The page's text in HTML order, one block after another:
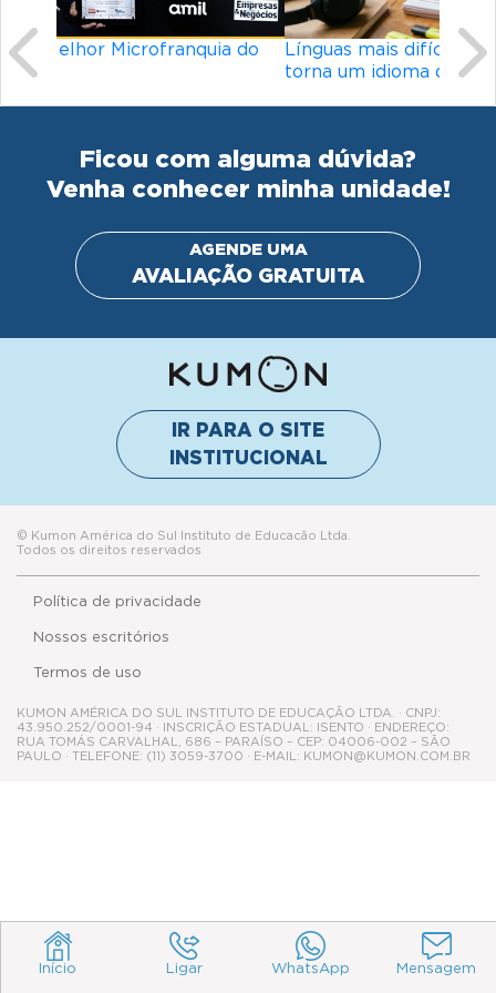
Início Ligar WhatsApp Mensagem
Línguas mais difíceis do mundo: o que
torna um idioma desafiador?
Ficou com alguma dúvida?
Venha conhecer minha unidade!
AGENDE UMA
AVALIAÇÃO GRATUITA
IR PARA O SITE
INSTITUCIONAL
© Kumon América do Sul Instituto de Educacão Ltda.
Todos os direitos reservados
Política de privacidade
Termos de uso
Nossos escritórios
KUMON AMÉRICA DO SUL INSTITUTO DE EDUCAÇÃO LTDA. · CNPJ:
43.950.252/0001-94 · INSCRIÇÃO ESTADUAL: ISENTO · ENDEREÇO:
RUA TOMÁS CARVALHAL, 686 – PARAÍSO – CEP: 04006-002 – SÃO
PAULO · TELEFONE: (11) 3059-3700 · E-MAIL: KUMON@KUMON.COM.BR